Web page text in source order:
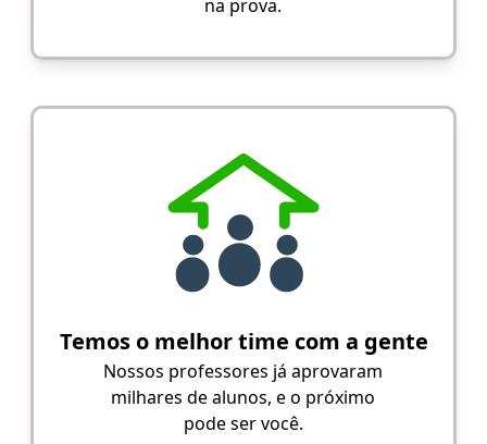
na prova.
Temos o melhor time com a gente
Nossos professores já aprovaram
milhares de alunos, e o próximo
pode ser você.